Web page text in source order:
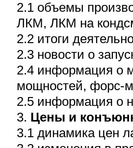
2.1 объемы
ЛКМ, ЛКМ на
2.2 итоги
2.3 новости о
2.4 информация о
мощностей, форс-
2.5 информация о
3. Цены и
3.1 динамика цен